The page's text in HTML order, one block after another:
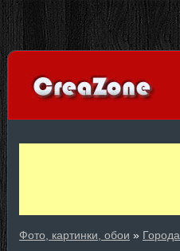
Фото, картинки, обои » Города